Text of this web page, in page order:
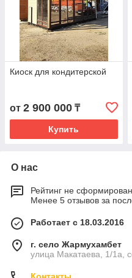
Киоск для кондитерской
от 2 900 000 ₸
Купить
О нас
Рейтинг не сформирован
Менее 5 отзывов за
Работает с 18.03.2016
г. село Жармухамбет
улица Макатаева, 1/1а,